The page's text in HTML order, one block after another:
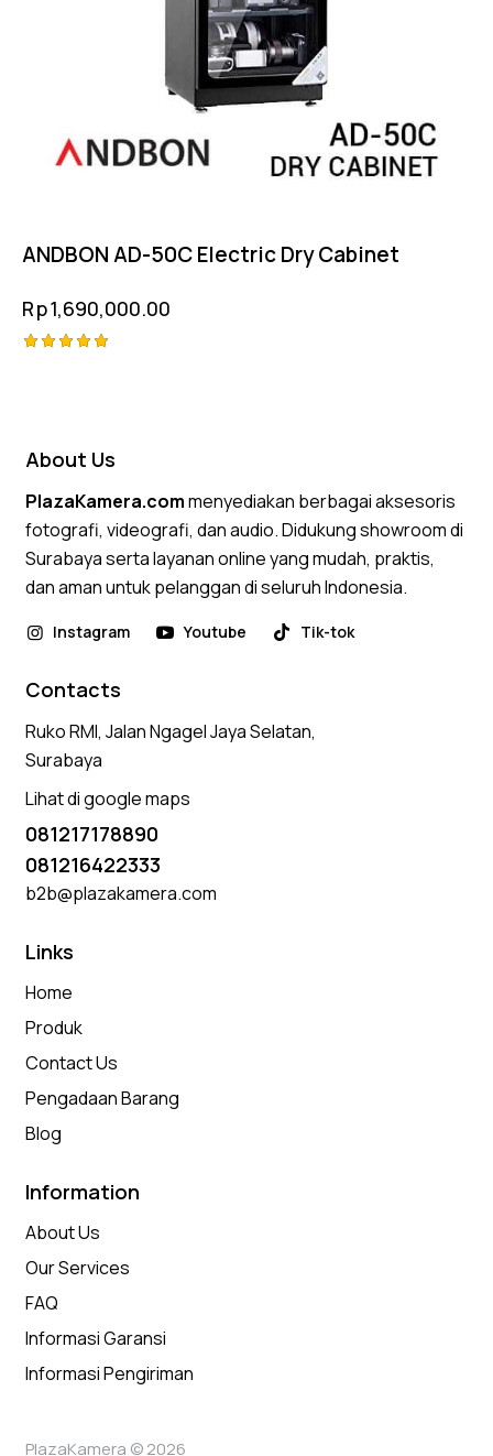
ANDBON AD-50C Electric Dry Cabinet
Rp1,690,000.00
About Us
PlazaKamera.commenyediakan berbagai aksesoris
fotografi, videografi, dan audio. Didukung showroom di
Surabaya serta layanan online yang mudah, praktis,
dan aman untuk pelanggan di seluruh Indonesia.
Instagram Youtube Tik-tok
Contacts
Ruko RMI, Jalan Ngagel Jaya Selatan,
Surabaya
Lihat di google maps
081217178890
081216422333
b2b@plazakamera.com
Links
Home
Produk
Contact Us
Pengadaan Barang
Blog
Information
About Us
Our Services
FAQ
Informasi Garansi
Informasi Pengiriman
PlazaKamera © 2026